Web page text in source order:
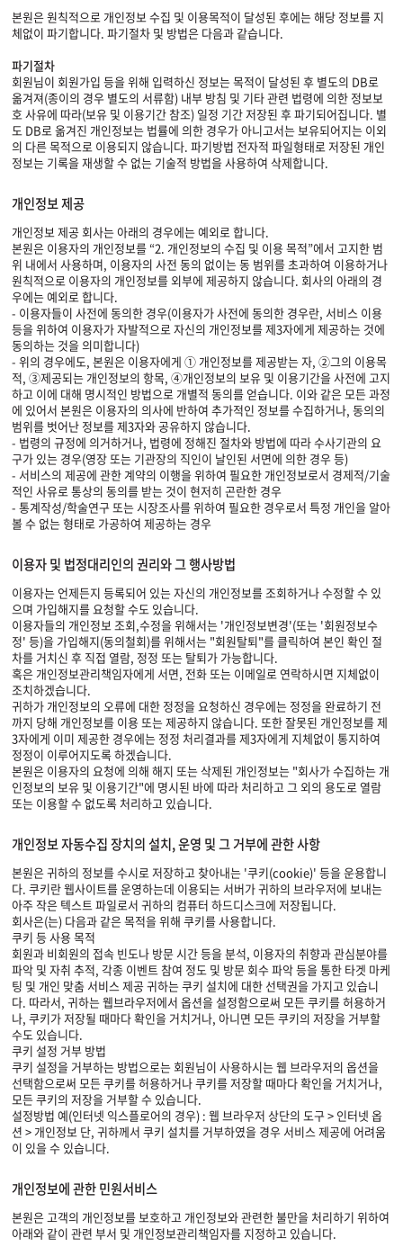
본원은 원칙적으로 개인정보 수집 및 이용목적이 달성된 후에는 해당 정보를 지
체없이 파기합니다. 파기절차 및 방법은 다음과 같습니다.
파기절차
회원님이 회원가입 등을 위해 입력하신 정보는 목적이 달성된 후 별도의 DB로
옮겨져(종이의 경우 별도의 서류함) 내부 방침 및 기타 관련 법령에 의한 정보보
호 사유에 따라(보유 및 이용기간 참조) 일정 기간 저장된 후 파기되어집니다. 별
도 DB로 옮겨진 개인정보는 법률에 의한 경우가 아니고서는 보유되어지는 이외
의 다른 목적으로 이용되지 않습니다. 파기방법 전자적 파일형태로 저장된 개인
정보는 기록을 재생할 수 없는 기술적 방법을 사용하여 삭제합니다.
개인정보 제공
개인정보 제공 회사는 아래의 경우에는 예외로 합니다.
본원은 이용자의 개인정보를 “2. 개인정보의 수집 및 이용 목적”에서 고지한 범
위 내에서 사용하며, 이용자의 사전 동의 없이는 동 범위를 초과하여 이용하거나
원칙적으로 이용자의 개인정보를 외부에 제공하지 않습니다. 회사의 아래의 경
우에는 예외로 합니다.
- 이용자들이 사전에 동의한 경우(이용자가 사전에 동의한 경우란, 서비스 이용
등을 위하여 이용자가 자발적으로 자신의 개인정보를 제3자에게 제공하는 것에
동의하는 것을 의미합니다)
- 위의 경우에도, 본원은 이용자에게 ① 개인정보를 제공받는 자, ②그의 이용목
적, ③제공되는 개인정보의 항목, ④개인정보의 보유 및 이용기간을 사전에 고지
하고 이에 대해 명시적인 방법으로 개별적 동의를 얻습니다. 이와 같은 모든 과정
에 있어서 본원은 이용자의 의사에 반하여 추가적인 정보를 수집하거나, 동의의
범위를 벗어난 정보를 제3자와 공유하지 않습니다.
- 법령의 규정에 의거하거나, 법령에 정해진 절차와 방법에 따라 수사기관의 요
구가 있는 경우(영장 또는 기관장의 직인이 날인된 서면에 의한 경우 등)
- 서비스의 제공에 관한 계약의 이행을 위하여 필요한 개인정보로서 경제적/기술
적인 사유로 통상의 동의를 받는 것이 현저히 곤란한 경우
- 통계작성/학술연구 또는 시장조사를 위하여 필요한 경우로서 특정 개인을 알아
볼 수 없는 형태로 가공하여 제공하는 경우
이용자 및 법정대리인의 권리와 그 행사방법
이용자는 언제든지 등록되어 있는 자신의 개인정보를 조회하거나 수정할 수 있
으며 가입해지를 요청할 수도 있습니다.
이용자들의 개인정보 조회,수정을 위해서는 '개인정보변경'(또는 '회원정보수
정' 등)을 가입해지(동의철회)를 위해서는 "회원탈퇴"를 클릭하여 본인 확인 절
차를 거치신 후 직접 열람, 정정 또는 탈퇴가 가능합니다.
혹은 개인정보관리책임자에게 서면, 전화 또는 이메일로 연락하시면 지체없이
조치하겠습니다.
귀하가 개인정보의 오류에 대한 정정을 요청하신 경우에는 정정을 완료하기 전
까지 당해 개인정보를 이용 또는 제공하지 않습니다. 또한 잘못된 개인정보를 제
3자에게 이미 제공한 경우에는 정정 처리결과를 제3자에게 지체없이 통지하여
정정이 이루어지도록 하겠습니다.
본원은 이용자의 요청에 의해 해지 또는 삭제된 개인정보는 "회사가 수집하는 개
인정보의 보유 및 이용기간"에 명시된 바에 따라 처리하고 그 외의 용도로 열람
또는 이용할 수 없도록 처리하고 있습니다.
개인정보 자동수집 장치의 설치, 운영 및 그 거부에 관한 사항
본원은 귀하의 정보를 수시로 저장하고 찾아내는 '쿠키(cookie)' 등을 운용합니
다. 쿠키란 웹사이트를 운영하는데 이용되는 서버가 귀하의 브라우저에 보내는
아주 작은 텍스트 파일로서 귀하의 컴퓨터 하드디스크에 저장됩니다.
회사은(는) 다음과 같은 목적을 위해 쿠키를 사용합니다.
쿠키 등 사용 목적
회원과 비회원의 접속 빈도나 방문 시간 등을 분석, 이용자의 취향과 관심분야를
파악 및 자취 추적, 각종 이벤트 참여 정도 및 방문 회수 파악 등을 통한 타겟 마케
팅 및 개인 맞춤 서비스 제공 귀하는 쿠키 설치에 대한 선택권을 가지고 있습니
다. 따라서, 귀하는 웹브라우저에서 옵션을 설정함으로써 모든 쿠키를 허용하거
나, 쿠키가 저장될 때마다 확인을 거치거나, 아니면 모든 쿠키의 저장을 거부할
수도 있습니다.
쿠키 설정 거부 방법
쿠키 설정을 거부하는 방법으로는 회원님이 사용하시는 웹 브라우저의 옵션을
선택함으로써 모든 쿠키를 허용하거나 쿠키를 저장할 때마다 확인을 거치거나,
모든 쿠키의 저장을 거부할 수 있습니다.
설정방법 예(인터넷 익스플로어의 경우) : 웹 브라우저 상단의 도구 > 인터넷 옵
션 > 개인정보 단, 귀하께서 쿠키 설치를 거부하였을 경우 서비스 제공에 어려움
이 있을 수 있습니다.
개인정보에 관한 민원서비스
본원은 고객의 개인정보를 보호하고 개인정보와 관련한 불만을 처리하기 위하여
아래와 같이 관련 부서 및 개인정보관리책임자를 지정하고 있습니다.